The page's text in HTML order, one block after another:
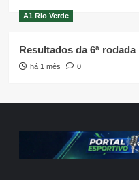
A1 Rio Verde
Resultados da 6ª
há 1 mês 0